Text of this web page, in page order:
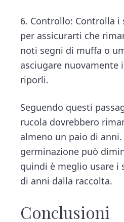
6. Controllo: Controlla
per assicurarti che
noti segni di muffa o
asciugare nuovamente
riporli.
Seguendo questi
rucola dovrebbero
almeno un paio di anni.
germinazione può
quindi è meglio usare i
di anni dalla raccolta.
Conclusioni